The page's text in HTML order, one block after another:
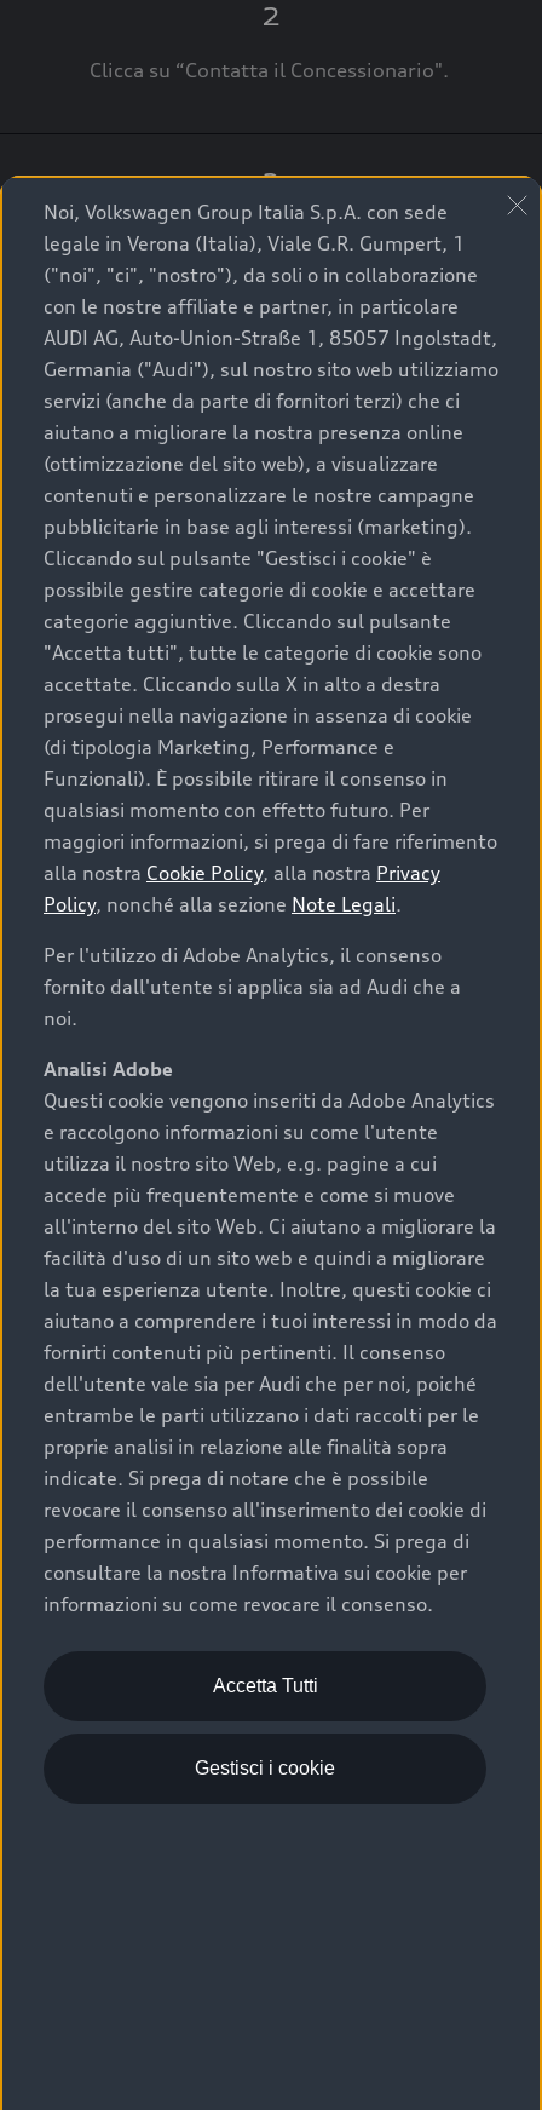
2
Clicca su “Contatta il Concessionario".
3
A breve verrai ricontattato dal Customer Care
Audi Center o direttamente dal Concessionario
che ti supporterà per finalizzare la tua richiesta.
La qualità di acquistare
un’auto usata Audi
Scegliere un’auto usata è una decisione che coniuga
convenienza, affidabilità e sostenibilità. Per fare un
acquisto sicuro, è essenziale considerare aspetti
determinanti come la garanzia inclusa e l’affidabilità del
marchio. Audi offre l’auto usata perfetta tramite Audi
Prima Scelta :plus
Cosa sapere prima di
acquistare la tua prossima
auto
I requisiti fondamentali da considerare prima di
acquistare un’auto usata, oltre al prezzo e all'aspetto,
chilometraggio: un valore contenuto corrisponde a
uno stato migliore del veicolo e a una maggiore
durata nel tempo;
cronologia dei tagliandi: una documentazione
completa della vettura certifica una manutenzione
costante e accurata;
condizioni della carrozzeria e degli interni: una
buona conservazione evidenzia cura e attenzione del
precedente proprietario;
efficienza meccanica: motore, trasmissione e
componenti principali in ottimo stato garantiscono
prestazioni affidabili e sicure.
Acquistare un’auto usata in una Concessionaria ufficiale
Audi che offre l’usato garantito tramite Audi Prima
Scelta :plus, significa affidarsi ad un prodotto che viene
sottoposto a 110 controlli approfonditi e coperto da
garanzia fino a 4 anni per una maggiore tutela del tuo
acquisto.
Noi, Volkswagen Group Italia S.p.A. con sede
legale in Verona (Italia), Viale G.R. Gumpert, 1
("noi", "ci", "nostro"), da soli o in collaborazione
con le nostre affiliate e partner, in particolare
AUDI AG, Auto-Union-Straße 1, 85057 Ingolstadt,
Germania ("Audi"), sul nostro sito web utilizziamo
servizi (anche da parte di fornitori terzi) che ci
aiutano a migliorare la nostra presenza online
(ottimizzazione del sito web), a visualizzare
contenuti e personalizzare le nostre campagne
pubblicitarie in base agli interessi (marketing).
Cliccando sul pulsante "Gestisci i cookie" è
possibile gestire categorie di cookie e accettare
categorie aggiuntive. Cliccando sul pulsante
"Accetta tutti", tutte le categorie di cookie sono
accettate. Cliccando sulla X in alto a destra
prosegui nella navigazione in assenza di cookie
(di tipologia Marketing, Performance e
Funzionali). È possibile ritirare il consenso in
qualsiasi momento con effetto futuro. Per
maggiori informazioni, si prega di fare riferimento
alla nostra Cookie Policy, alla nostra Privacy
Policy, nonché alla sezione Note Legali.
Per l'utilizzo di Adobe Analytics, il consenso
fornito dall'utente si applica sia ad Audi che a
noi.
Analisi Adobe
Questi cookie vengono inseriti da Adobe Analytics
e raccolgono informazioni su come l'utente
utilizza il nostro sito Web, e.g. pagine a cui
accede più frequentemente e come si muove
all'interno del sito Web. Ci aiutano a migliorare la
facilità d'uso di un sito web e quindi a migliorare
la tua esperienza utente. Inoltre, questi cookie ci
aiutano a comprendere i tuoi interessi in modo da
fornirti contenuti più pertinenti. Il consenso
dell'utente vale sia per Audi che per noi, poiché
entrambe le parti utilizzano i dati raccolti per le
proprie analisi in relazione alle finalità sopra
indicate. Si prega di notare che è possibile
revocare il consenso all'inserimento dei cookie di
performance in qualsiasi momento. Si prega di
consultare la nostra Informativa sui cookie per
informazioni su come revocare il consenso.
Accetta Tutti
Gestisci i cookie